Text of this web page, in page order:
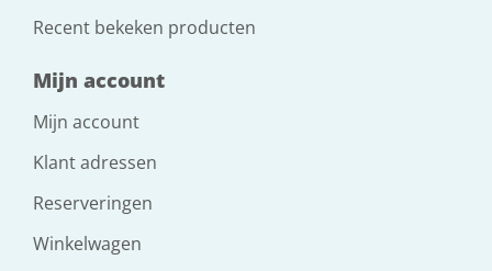
Recent bekeken producten
Mijn account
Mijn account
Klant adressen
Reserveringen
Winkelwagen